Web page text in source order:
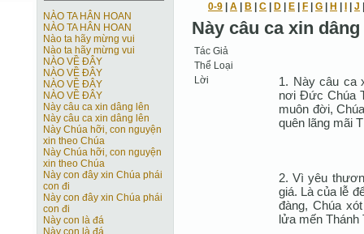
NÀO TA HÂN HOAN
NÀO TA HÂN HOAN
Nào ta hãy mừng vui
Nào ta hãy mừng vui
NÀO VỀ ĐÂY
NÀO VỀ ĐÂY
NÀO VỀ ĐÂY
NÀO VỀ ĐÂY
Này câu ca xin dâng lên
Này câu ca xin dâng lên
Này Chúa hỡi, con nguyện
xin theo Chúa
Này Chúa hỡi, con nguyện
xin theo Chúa
Này con đây xin Chúa phái
con đi
Này con đây xin Chúa phái
con đi
Này con là đá
Này con là đá
0-9 A B C D E F G H J
Này câu ca xin
Tác Giả
Thể Loại
Lời
1. Này câu ca
nơi Ðức Chúa
muôn đời,
quên lãng mãi
2. Vì yêu
giá. Là của lễ
đàng, Chúa
lửa mến Thánh